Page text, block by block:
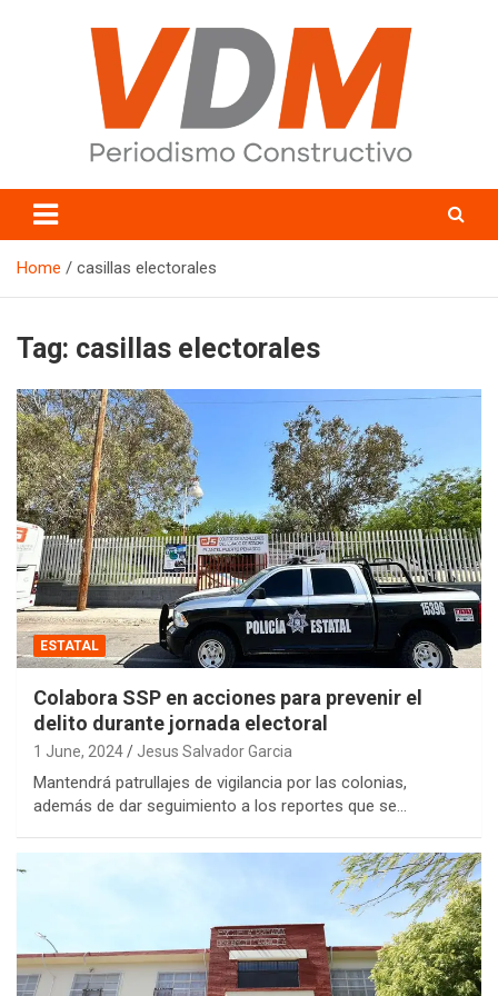
valledelmayo.com
Home casillas electorales
Tag: casillas electorales
ESTATAL
Colabora SSP en acciones para prevenir el
delito durante jornada electoral
1 June, 2024 Jesus Salvador Garcia
Mantendrá patrullajes de vigilancia por las colonias,
además de dar seguimiento a los reportes que se…